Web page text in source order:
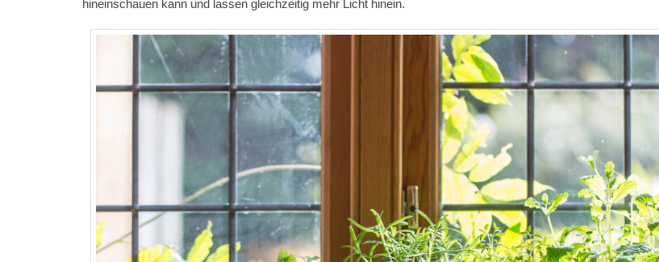
hineinschauen kann und lassen gleichzeitig mehr Licht hinein.